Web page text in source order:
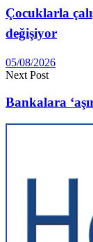
Çocuklarla
değişiyor
05/08/2026
Next Post
Bankalara